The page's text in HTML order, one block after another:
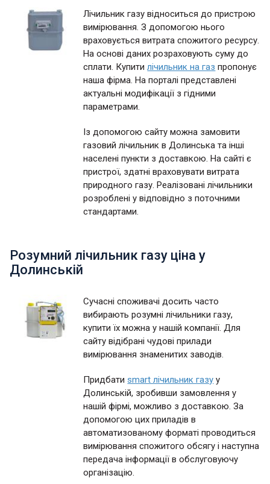
Лічильник газу відноситься до пристрою
вимірювання. З допомогою нього
враховується витрата спожитого ресурсу.
На основі даних розраховують суму до
сплати. Купитилічильник на газ пропонує
наша фірма. На порталі представлені
актуальні модифікації з гідними
параметрами.
Із допомогою сайту можна замовити
газовий лічильник в Долинська та інші
населені пункти з доставкою. На сайті є
пристрої, здатні враховувати витрата
природного газу. Реалізовані лічильники
розроблені у відповідно з поточними
стандартами.
Розумний лічильник газу ціна у
Долинській
Сучасні споживачі досить часто
вибирають розумні лічильники газу,
купити їх можна у нашій компанії. Для
сайту відібрані чудові прилади
вимірювання знаменитих заводів.
Придбатиsmart лічильник газу у
Долинській, зробивши замовлення у
нашій фірмі, можливо з доставкою. За
допомогою цих приладів в
автоматизованому форматі проводиться
вимірювання спожитого обсягу і наступна
передача інформації в обслуговуючу
організацію.